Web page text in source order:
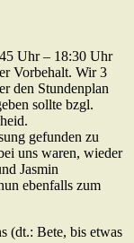
Uhr – 18:30 Uhr
Vorbehalt. Wir 3
den Stundenplan
sollte bzgl.
gefunden zu
uns waren, wieder
Jasmin
ebenfalls zum
(dt.: Bete, bis etwas